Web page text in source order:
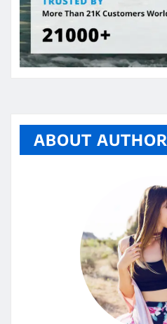
ABOUT AUTHOR